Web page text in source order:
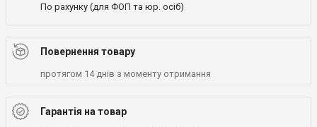
По рахунку (для ФОП та юр. осіб)
Повернення товару
протягом 14 днів з моменту отримання
Гарантія на товар